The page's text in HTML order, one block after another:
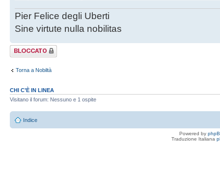
Pier Felice degli Uberti
Sine virtute nulla nobilitas
Argomento
bloccato
Torna a Nobiltà
CHI C’È IN LINEA
Visitano il forum: Nessuno e 1 ospite
Indice
Powered by
Traduzione Italiana